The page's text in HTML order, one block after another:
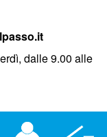
dalle 9.00 alle